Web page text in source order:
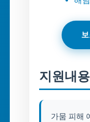
지원내용
가뭄 피해